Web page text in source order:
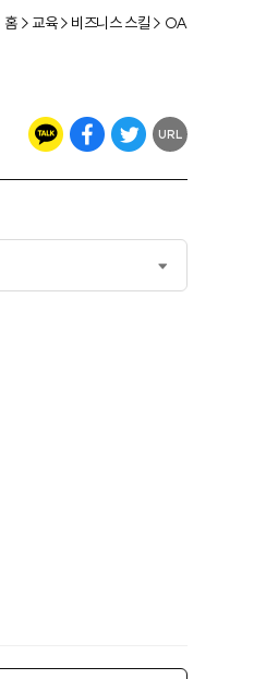
홈 > 교육 > 비즈니스 스킬 > OA
URL